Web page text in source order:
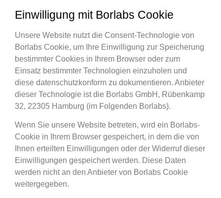
Einwilligung mit Borlabs Cookie
Unsere Website nutzt die Consent-Technologie von
Borlabs Cookie, um Ihre Einwilligung zur Speicherung
bestimmter Cookies in Ihrem Browser oder zum
Einsatz bestimmter Technologien einzuholen und
diese datenschutzkonform zu dokumentieren. Anbieter
dieser Technologie ist die Borlabs GmbH, Rübenkamp
32, 22305 Hamburg (im Folgenden Borlabs).
Wenn Sie unsere Website betreten, wird ein Borlabs-
Cookie in Ihrem Browser gespeichert, in dem die von
Ihnen erteilten Einwilligungen oder der Widerruf dieser
Einwilligungen gespeichert werden. Diese Daten
werden nicht an den Anbieter von Borlabs Cookie
weitergegeben.